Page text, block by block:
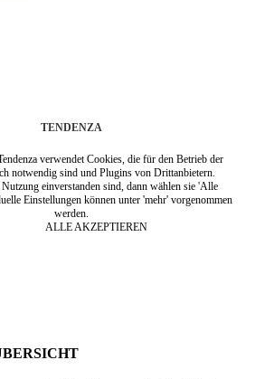
TENDENZA
verwendet Cookies, die für den Betrieb der
notwendig sind und Plugins von Drittanbietern.
einverstanden sind, dann wählen sie 'Alle
Einstellungen können unter 'mehr' vorgenommen
werden.
ALLE AKZEPTIEREN